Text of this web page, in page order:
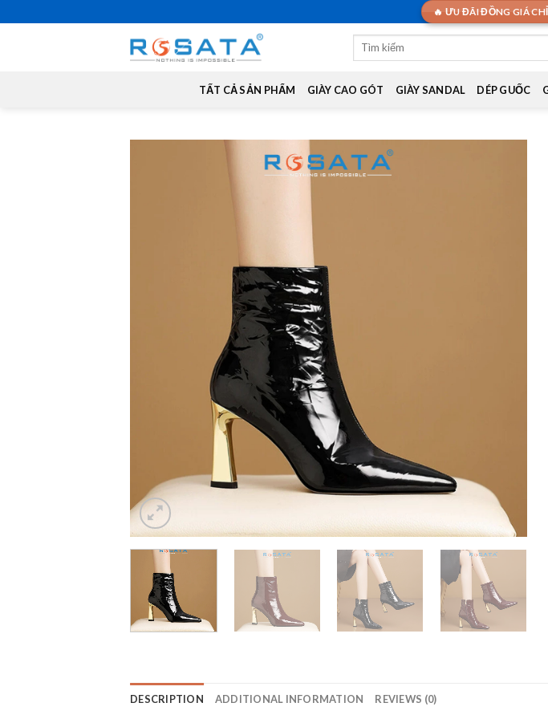
🔥 ƯU ĐÃI ĐỒNG GIÁ
Search
TẤT CẢ SẢN PHẨM GIÀY CAO GÓT GIÀY SANDAL DÉP GUỐC
DESCRIPTION ADDITIONAL INFORMATION REVIEWS (0)